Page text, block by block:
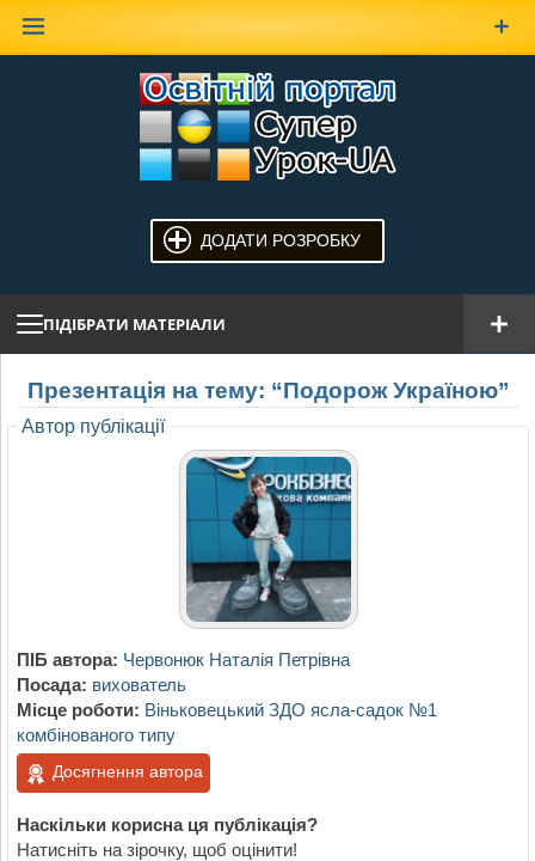
ДОДАТИ РОЗРОБКУ
ПІДІБРАТИ МАТЕРІАЛИ
Презентація на тему: “Подорож Україною”
Автор публікації
ПІБ автора: Червонюк Наталія Петрівна
Посада: вихователь
Місце роботи: Віньковецький ЗДО ясла-садок №1
комбінованого типу
Досягнення автора
Наскільки корисна ця публікація?
Натисніть на зірочку, щоб оцінити!